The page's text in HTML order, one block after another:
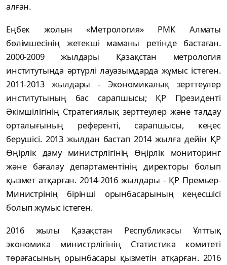
алған.
Еңбек жолын «Метрология» РМК Алматы
бөлімшесінің жетекші маманы ретінде бастаған.
2000-2009 жылдары Қазақстан метрология
институтында әртүрлі лауазымдарда жұмыс істеген.
2011-2013 жылдары - Экономикалық зерттеулер
институтының бас сарапшысы; ҚР Президенті
Әкімшілігінің Стратегиялық зерттеулер және талдау
орталығының референті, сарапшысы, кеңес
берушісі. 2013 жылдан бастап 2014 жылға дейін ҚР
Өңірлік даму министрлігінің Өңірлік мониторинг
және бағалау департаментінің директоры болып
қызмет атқарған. 2014-2016 жылдары - ҚР Премьер-
Министрінің бірінші орынбасарының кеңесшісі
болып жұмыс істеген.
2016 жылы Қазақстан Республикасы Ұлттық
экономика министрлігінің Статистика комитеті
төрағасының орынбасары қызметін атқарған. 2016